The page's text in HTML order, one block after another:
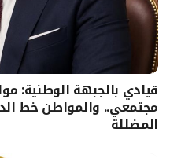
قيادي بالجبهة الوطنية:
مجتمعي.. والمواطن خط
المضللة